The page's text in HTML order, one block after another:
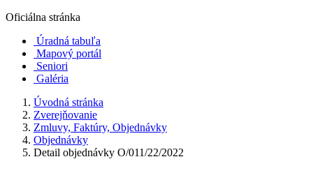
Oficiálna stránka
Úradná tabuľa
Mapový portál
Seniori
Galéria
Úvodná stránka
Zverejňovanie
Zmluvy, Faktúry, Objednávky
Objednávky
Detail objednávky O/011/22/2022